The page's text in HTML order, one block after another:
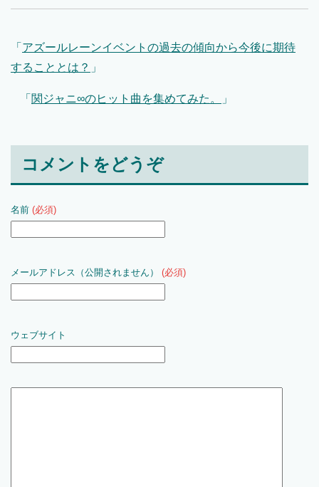
「 アズールレーンイベントの過去の傾向から今後に期待
することとは？ 」
「 関ジャニ∞のヒット曲を集めてみた。 」
コメントをどうぞ
名前 (必須)
メールアドレス（公開されません） (必須)
ウェブサイト